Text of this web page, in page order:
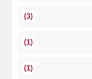
(3)
(1)
(1)